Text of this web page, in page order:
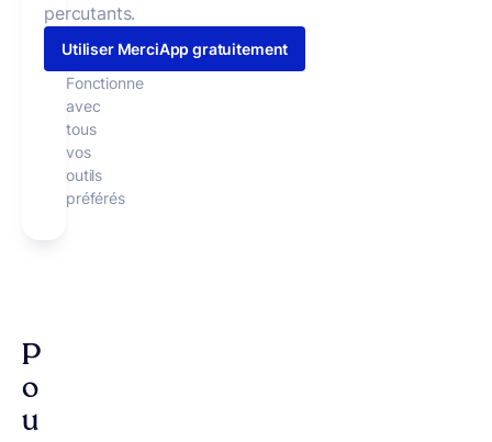
percutants.
Utiliser MerciApp gratuitement
Fonctionne
avec
tous
vos
outils
préférés
P
o
u